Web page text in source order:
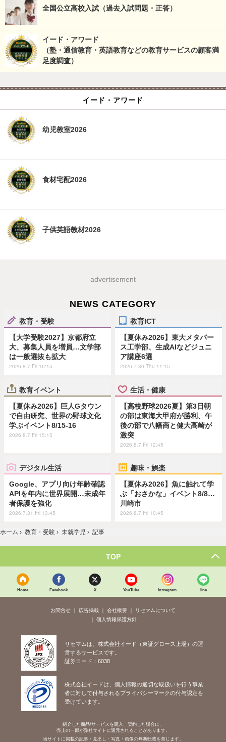
全国公立高校入試（過去入試問題・正答）
イード・アワード
（塾・通信教育・英語教育などの教育サービスの顧客満
足度調査）
イード・アワード
幼児教室2026
食材宅配2026
子供英語教材2026
advertisement
NEWS CATEGORY
教育・受験
【大学受験2027】京都府立
大、募集人員を増員…文学部
は一般選抜も拡大
2026.8.7 Fri 16:15
教育ICT
【夏休み2026】東大メタバー
ス工学部、生成AIなどジュニ
ア講座6選
2026.7.30 Thu 11:15
教育イベント
【夏休み2026】巨人Gタウン
で自由研究、世界の野球文化
学ぶイベント8/15-16
2026.8.7 Fri 15:15
生活・健康
【高校野球2026夏】第3日朝
の部は東海大甲府が勝利、午
後の部で八幡商と健大高崎が
激突
2026.8.7 Fri 12:45
デジタル生活
Google、アプリ向け年齢確認
APIを年内に世界展開…未成年
者保護を強化
2026.7.31 Fri 13:45
趣味・娯楽
【夏休み2026】魚に触れて学
ぶ「おさかな」イベント8/8…
川崎市
2026.8.7 Fri 10:45
ホーム › 教育・受験 › 未就学児 › 記事
TOP
Home Facebook X YouTube Instagram line
お問合せ 広告掲載 会社概要
リセマムについて
個人情報保護方針
リセマムは、株式会社イード（東証グロース上場）の運
営するサービスです。
証券コード：6038
株式会社イードは、個人情報の適切な取扱いを行う事業
者に対して付与されるプライバシーマークの付与認定を
受けています。
紹介した商品/サービスを購入、契約した場合に、
売上の一部が弊社サイトに還元されることがあります。
当サイトに掲載の記事・見出し・写真・画像の無断転載を禁じます。